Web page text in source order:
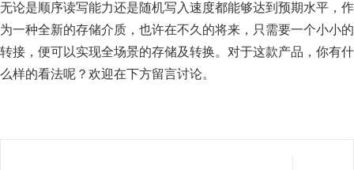
无论是顺序读写能力还是随机写入速度都能够达到预期水平，作
为一种全新的存储介质，也许在不久的将来，只需要一个小小的
转接，便可以实现全场景的存储及转换。对于这款产品，你有什
么样的看法呢？欢迎在下方留言讨论。